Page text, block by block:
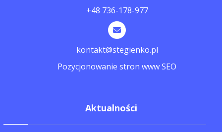
+48 736-178-977
kontakt@stegienko.pl
Pozycjonowanie stron www SEO
Aktualności